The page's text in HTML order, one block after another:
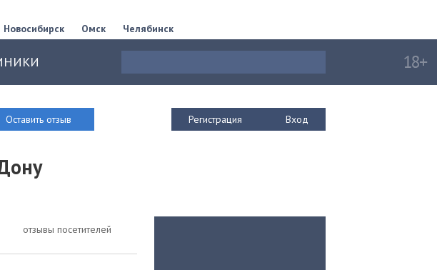
Новосибирск Омск Челябинск
Оставить отзыв Регистрация Вход
отзывы посетителей